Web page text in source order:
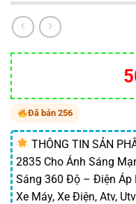
Đã bán 256
THÔNG TIN SẢN
2835 Cho Ánh Sáng
Sáng 360 Độ – Điện Áp
Xe Máy, Xe Điện, Atv,